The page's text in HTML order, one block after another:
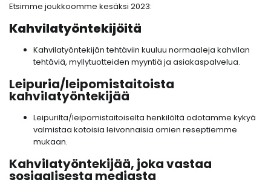
Etsimme joukkoomme kesäksi 2023:
Kahvilatyöntekijöitä
Kahvilatyöntekijän tehtäviin kuuluu normaaleja kahvilan
tehtäviä, myllytuotteiden myyntiä ja asiakaspalvelua.
Leipuria/leipomistaitoista
kahvilatyöntekijää
Leipurilta/leipomistaitoiselta henkilöltä odotamme kykyä
valmistaa kotoisia leivonnaisia omien reseptiemme
mukaan.
Kahvilatyöntekijää, joka vastaa
sosiaalisesta mediasta